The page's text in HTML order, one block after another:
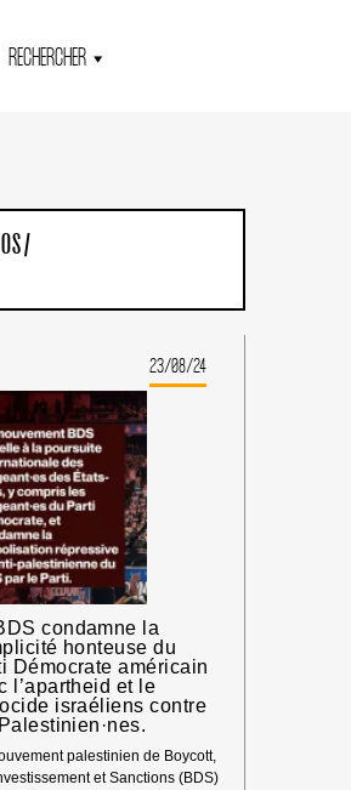
RECHERCHER
/
23/08/24
condamne la
honteuse du
Démocrate américain
l’apartheid et le
israéliens contre
palestinien de Boycott,
et Sanctions (BDS)